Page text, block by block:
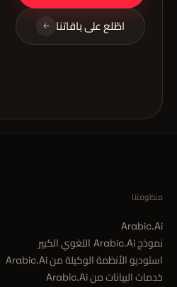
اطّلع على باقاتنا
منظومتنا
Arabic.Ai
نموذج Arabic.Ai اللغوي الكبير
استوديو الأنظمة الوكيلة من Arabic.Ai
خدمات البيانات من Arabic.Ai